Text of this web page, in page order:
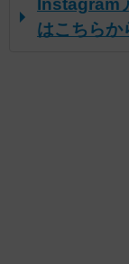
Instagram
はこちらか